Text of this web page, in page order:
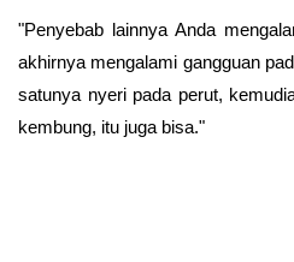
"Penyebab lainnya Anda
akhirnya mengalami gangguan
satunya nyeri pada perut,
kembung, itu juga bisa."